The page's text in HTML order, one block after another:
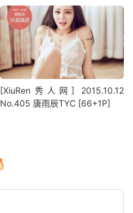
[XiuRen秀人网] 2015.10.12
No.405 唐雨辰TYC [66+1P]